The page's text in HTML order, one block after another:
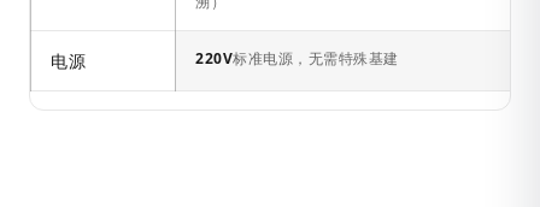
电源 220V标准电源，无需特殊基建